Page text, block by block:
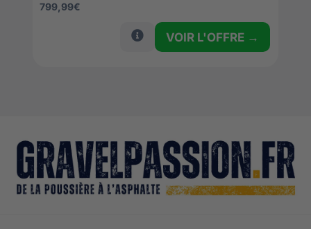
799,99€
VOIR L'OFFRE →